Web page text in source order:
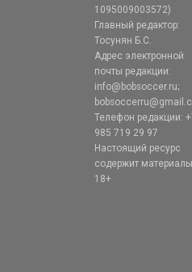
1095009003572)
Главный редактор:
Тосунян Б.С.
Адрес электронной
почты редакции:
info@bobsoccer.ru;
Телефон редакции:
985 719 29 97
Настоящий ресурс
содержит
18+